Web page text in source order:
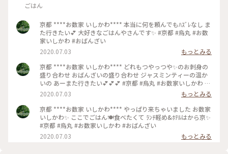
ごはん
京都 ****お数家 いしかわ**** 本当に何を頼んでもﾊｽﾞﾚなし ま
た行きたい💕 大好きなごはんやさんです✨ #京都 #烏丸 #お数
家いしかわ #おばんざい
2020.07.03
もっとみる
京都 ****お数家 いしかわ**** どれもつやっつや✨のお刺身の
盛り合わせ おばんざいの盛り合わせ ジャスミンティーの温か
いの あーまた行きたい💕💕💕 #京都 #烏丸 #お数家いしかわ #
おばんざい #お刺身 #刺盛り #おばんざい盛り合わせ
2020.07.03
もっとみる
京都 ****お数家 いしかわ**** やっぱり来ちゃいました お数家
いしかわ✨ ここでごはん🍽️食べたくて ﾗﾝﾁ軽め&ﾎﾃﾙはから京✨
#京都 #烏丸 #お数家いしかわ #おばんざい
2020.07.03
もっとみる